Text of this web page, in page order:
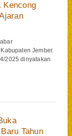
Kencong
Jember.
2025 dinyatakan
Tahun